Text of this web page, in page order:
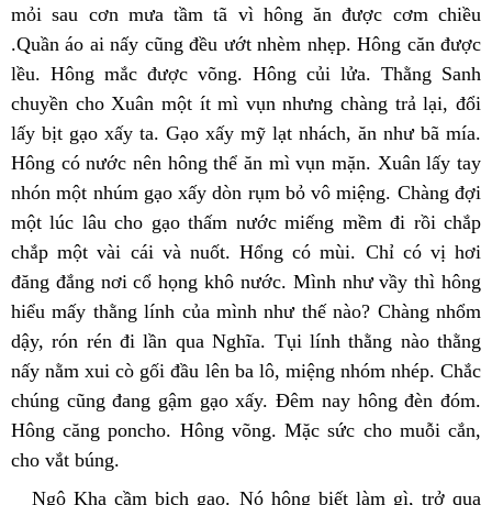
mỏi sau cơn mưa tầm tã vì hông ăn được cơm chiều
.Quần áo ai nấy cũng đều ướt nhèm nhẹp. Hông căn được
lều. Hông mắc được võng. Hông củi lửa. Thằng Sanh
chuyền cho Xuân một ít mì vụn nhưng chàng trả lại, đổi
lấy bịt gạo xấy ta. Gạo xấy mỹ lạt nhách, ăn như bã mía.
Hông có nước nên hông thể ăn mì vụn mặn. Xuân lấy tay
nhón một nhúm gạo xấy dòn rụm bỏ vô miệng. Chàng đợi
một lúc lâu cho gạo thấm nước miếng mềm đi rồi chắp
chắp một vài cái và nuốt. Hổng có mùi. Chỉ có vị hơi
đăng đắng nơi cổ họng khô nước. Mình như vầy thì hông
hiểu mấy thằng lính của mình như thế nào? Chàng nhổm
dậy, rón rén đi lần qua Nghĩa. Tụi lính thằng nào thằng
nấy nằm xui cò gối đầu lên ba lô, miệng nhóm nhép. Chắc
chúng cũng đang gậm gạo xấy. Đêm nay hông đèn đóm.
Hông căng poncho. Hông võng. Mặc sức cho muỗi cắn,
cho vắt búng.
Ngô Kha cầm bịch gạo. Nó hông biết làm gì, trở qua